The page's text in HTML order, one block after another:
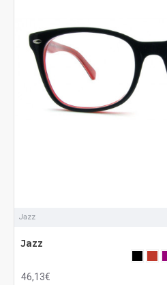
Jazz
Jazz
46,13€